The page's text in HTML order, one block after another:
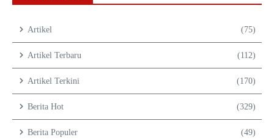
Artikel (75)
Artikel Terbaru (112)
Artikel Terkini (170)
Berita Hot (329)
Berita Populer (49)